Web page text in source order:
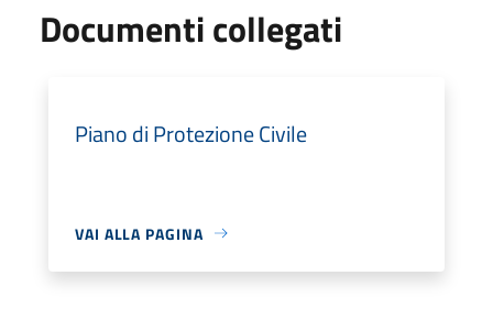
Documenti collegati
Piano di Protezione Civile
VAI ALLA PAGINA